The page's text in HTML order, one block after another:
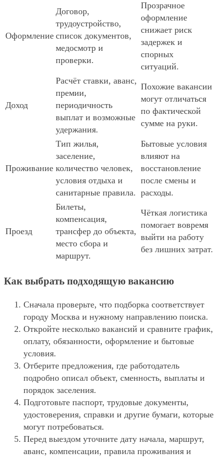
Оформление
Договор,
трудоустройство,
список документов,
медосмотр и
проверки.
Прозрачное
оформление
снижает риск
задержек и
спорных
ситуаций.
Доход
Расчёт ставки, аванс,
премии,
периодичность
выплат и возможные
удержания.
Похожие вакансии
могут отличаться
по фактической
сумме на руки.
Проживание
Тип жилья,
заселение,
количество человек,
условия отдыха и
санитарные правила.
Бытовые условия
влияют на
восстановление
после смены и
расходы.
Проезд
Билеты,
компенсация,
трансфер до объекта,
место сбора и
маршрут.
Чёткая логистика
помогает вовремя
выйти на работу
без лишних затрат.
Как выбрать подходящую вакансию
Сначала проверьте, что подборка соответствует
городу Москва и нужному направлению поиска.
Откройте несколько вакансий и сравните график,
оплату, обязанности, оформление и бытовые
условия.
Отберите предложения, где работодатель
подробно описал объект, сменность, выплаты и
порядок заселения.
Подготовьте паспорт, трудовые документы,
удостоверения, справки и другие бумаги, которые
могут потребоваться.
Перед выездом уточните дату начала, маршрут,
аванс, компенсации, правила проживания и